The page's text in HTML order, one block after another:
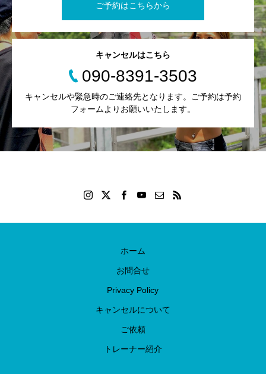
ご予約はこちらから
キャンセルはこちら
090-8391-3503
キャンセルや緊急時のご連絡先となります。ご予約は予約
フォームよりお願いいたします。
ホーム
お問合せ
Privacy Policy
キャンセルについて
ご依頼
トレーナー紹介